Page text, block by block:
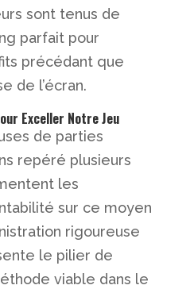
sont tenus de
parfait pour
précédant que
de l’écran.
Exceller Notre Jeu
de parties
repéré plusieurs
les
sur ce moyen
rigoureuse
le pilier de
viable dans le